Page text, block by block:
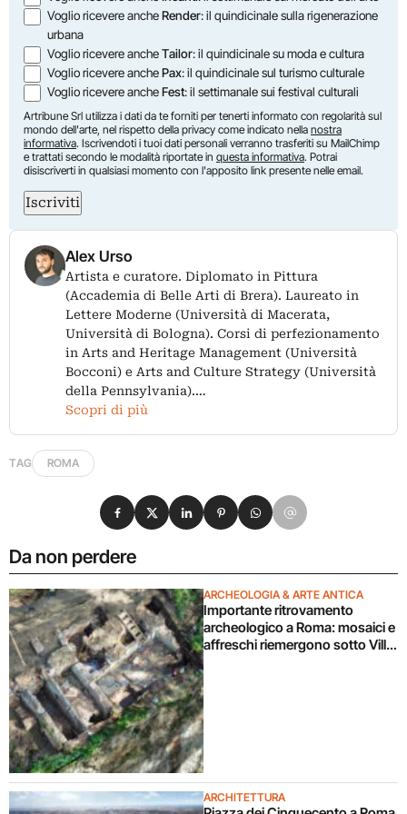
Voglio ricevere ancheRender: il quindicinale sulla rigenerazione
urbana
Voglio ricevere ancheTailor: il quindicinale su moda e cultura
Voglio ricevere anchePax: il quindicinale sul turismo culturale
Voglio ricevere ancheFest: il settimanale sui festival culturali
Artribune Srl utilizza i dati da te forniti per tenerti informato con regolarità sul
mondo dell'arte, nel rispetto della privacy come indicato nella nostra
informativa. Iscrivendoti i tuoi dati personali verranno trasferiti su MailChimp
e trattati secondo le modalità riportate in questa informativa. Potrai
disiscriverti in qualsiasi momento con l'apposito link presente nelle email.
Iscriviti
Alex Urso
Artista e curatore. Diplomato in Pittura
(Accademia di Belle Arti di Brera). Laureato in
Lettere Moderne (Università di Macerata,
Università di Bologna). Corsi di perfezionamento
in Arts and Heritage Management (Università
Bocconi) e Arts and Culture Strategy (Università
della Pennsylvania).…
Scopri di più
TAG ROMA
Da non perdere
ARCHEOLOGIA & ARTE ANTICA
Importante ritrovamento
archeologico a Roma: mosaici e
affreschi riemergono sotto Villa
ARCHITETTURA
Condividi su Facebook
Condividi su X
Condividi su LinkedIn
Condividi su Pinterest
Condividi su WhatsApp
Condividi su Email